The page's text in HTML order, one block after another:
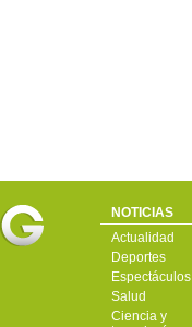
NOTICIAS
Actualidad
Deportes
Espectáculos
Salud
Ciencia y